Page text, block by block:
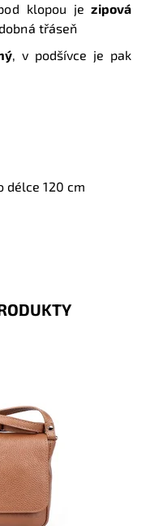
klopou je zipová
třáseň
, v podšívce je pak
délce 120 cm
střední velikosti,
na rameni podél